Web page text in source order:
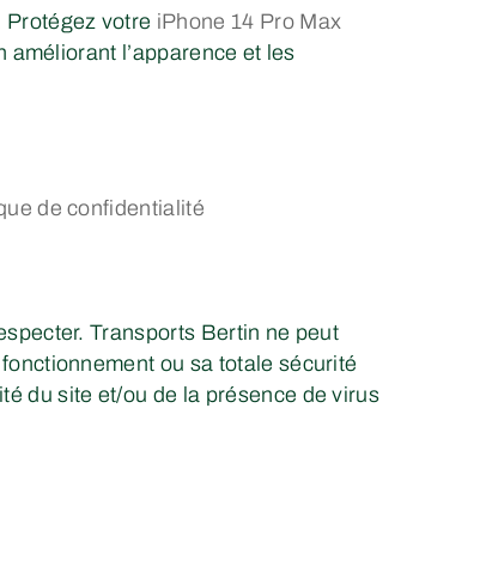
Protégez votre iPhone 14 Pro Max
l’apparence et les
de confidentialité
Transports Bertin ne peut
ou sa totale sécurité
du site et/ou de la présence de virus